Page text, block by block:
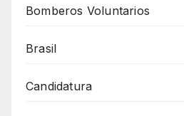
Bomberos Voluntarios
Brasil
Candidatura